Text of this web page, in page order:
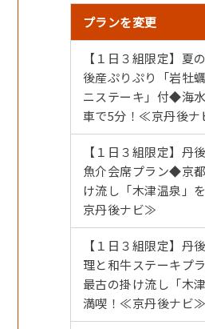
プランを変更
【１日３組限定】夏
後産ぷりぷり「岩牡
ニステーキ」付◆海
車で5分！≪京丹後
【１日３組限定】丹
魚介会席プラン◆京
け流し「木津温泉」
京丹後ナビ≫
【１日３組限定】丹
理と和牛ステーキプ
最古の掛け流し「木
満喫！≪京丹後ナビ≫